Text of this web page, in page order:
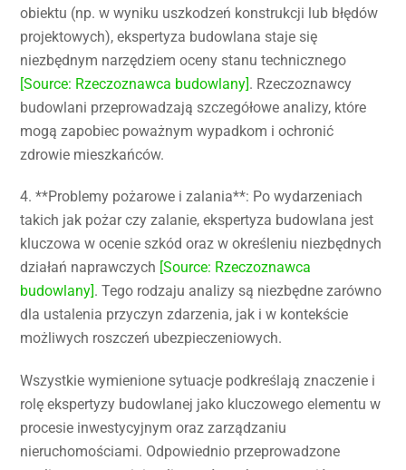
obiektu (np. w wyniku uszkodzeń konstrukcji lub błędów
projektowych), ekspertyza budowlana staje się
niezbędnym narzędziem oceny stanu technicznego
[Source: Rzeczoznawca budowlany]. Rzeczoznawcy
budowlani przeprowadzają szczegółowe analizy, które
mogą zapobiec poważnym wypadkom i ochronić
zdrowie mieszkańców.
4. **Problemy pożarowe i zalania**: Po wydarzeniach
takich jak pożar czy zalanie, ekspertyza budowlana jest
kluczowa w ocenie szkód oraz w określeniu niezbędnych
działań naprawczych [Source: Rzeczoznawca
budowlany]. Tego rodzaju analizy są niezbędne zarówno
dla ustalenia przyczyn zdarzenia, jak i w kontekście
możliwych roszczeń ubezpieczeniowych.
Wszystkie wymienione sytuacje podkreślają znaczenie i
rolę ekspertyzy budowlanej jako kluczowego elementu w
procesie inwestycyjnym oraz zarządzaniu
nieruchomościami. Odpowiednio przeprowadzone